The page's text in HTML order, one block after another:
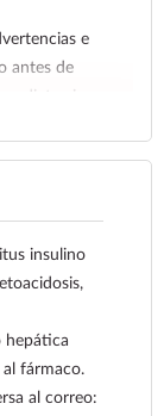
e
antes de
si
insulino
hepática
al fármaco.
al correo: